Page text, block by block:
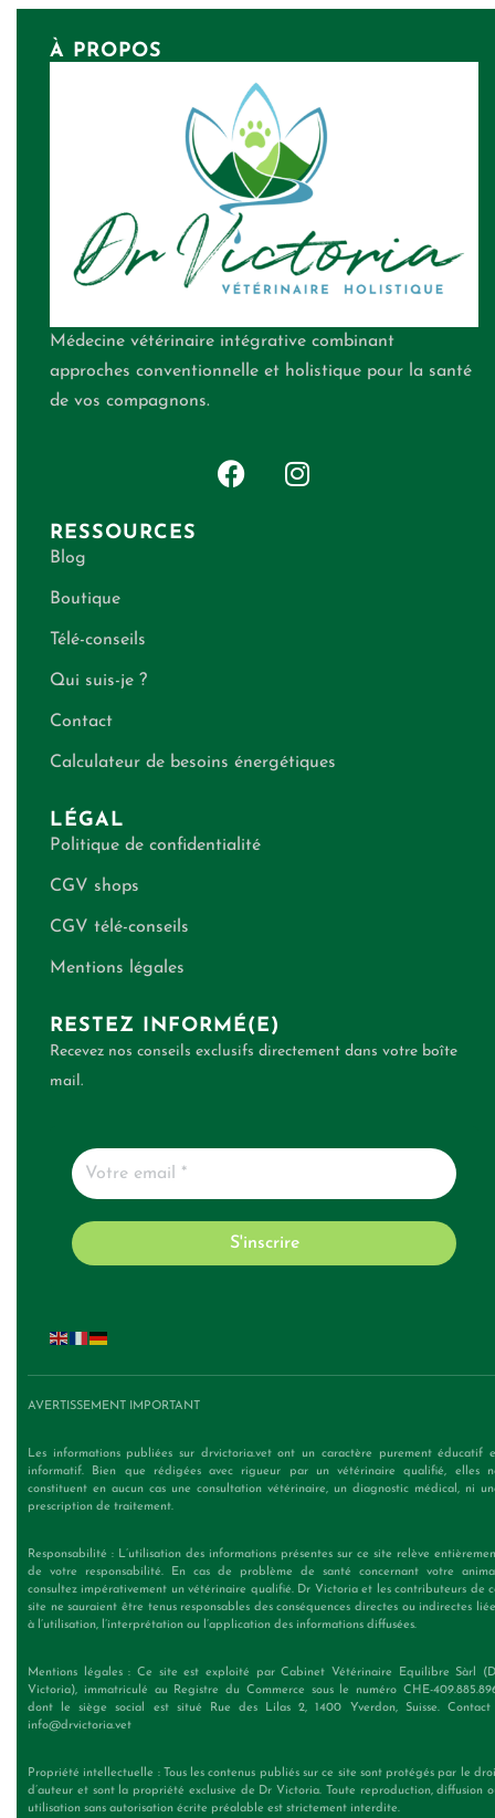
À PROPOS
Médecine vétérinaire intégrative combinant
approches conventionnelle et holistique pour la santé
de vos compagnons.
RESSOURCES
Blog
Boutique
Télé-conseils
Qui suis-je ?
Contact
Calculateur de besoins énergétiques
LÉGAL
Politique de confidentialité
CGV shops
CGV télé-conseils
Mentions légales
RESTEZ INFORMÉ(E)
Recevez nos conseils exclusifs directement dans votre boîte
mail.
AVERTISSEMENT IMPORTANT
Les informations publiées sur drvictoria.vet ont un caractère purement éducatif
informatif. Bien que rédigées avec rigueur par un vétérinaire qualifié, elles
constituent en aucun cas une consultation vétérinaire, un diagnostic médical, ni
prescription de traitement.
Responsabilité : L’utilisation des informations présentes sur ce site relève
de votre responsabilité. En cas de problème de santé concernant votre
consultez impérativement un vétérinaire qualifié. Dr Victoria et les contributeurs de
site ne sauraient être tenus responsables des conséquences directes ou indirectes
à l’utilisation, l’interprétation ou l’application des informations diffusées.
Mentions légales : Ce site est exploité par Cabinet Vétérinaire Equilibre Sàrl
Victoria), immatriculé au Registre du Commerce sous le numéro CHE-
dont le siège social est situé Rue des Lilas 2, 1400 Yverdon, Suisse. Contact
info@drvictoria.vet
Propriété intellectuelle : Tous les contenus publiés sur ce site sont protégés par le
d’auteur et sont la propriété exclusive de Dr Victoria. Toute reproduction, diffusion
utilisation sans autorisation écrite préalable est strictement interdite.